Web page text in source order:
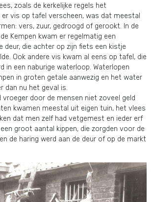
zoals de kerkelijke regels het
vis op tafel verscheen, was dat meestal
vers, zuur, gedroogd of gerookt. In de
Kempen kwam er regelmatig een
deur, die achter op zijn fiets een kistje
Ook andere vis kwam al eens op tafel, die
in een naburige waterloop. Waterlopen
in groten getale aanwezig en het water
dan nu het geval is.
vroeger door de mensen niet zoveel geld
kwamen meestal uit eigen tuin, het vlees
dat men zelf had vetgemest en ieder erf
groot aantal kippen, die zorgden voor de
de haring werd aan de deur of op de markt